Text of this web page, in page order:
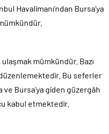
Havalimanı’ndan Bursa’ya
mümkündür. Bazı
Bu seferler
Bursa’ya giden güzergâh
kabul etmektedir.